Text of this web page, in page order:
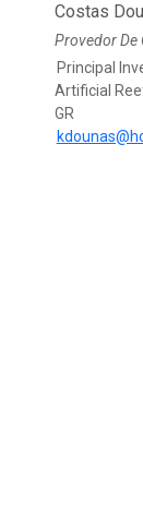
Costas
Provedor De
Principal
Artificial
GR